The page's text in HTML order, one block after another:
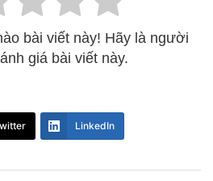
bài viết này! Hãy là người
giá bài viết này.
LinkedIn